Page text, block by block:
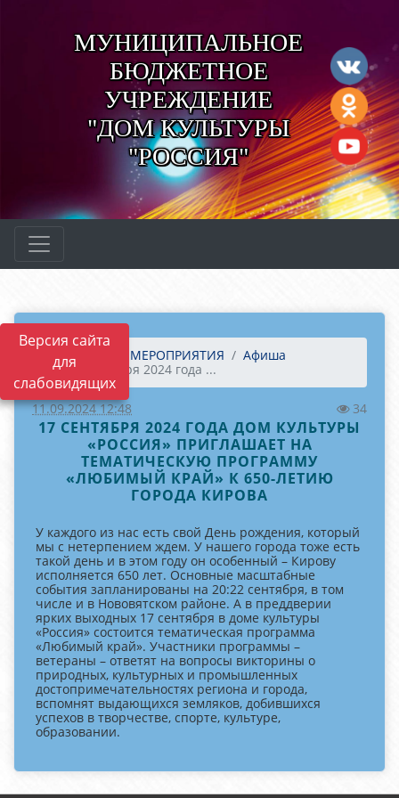
Версия сайта
для
слабовидящих
МУНИЦИПАЛЬНОЕ
БЮДЖЕТНОЕ
УЧРЕЖДЕНИЕ
"ДОМ КУЛЬТУРЫ
"РОССИЯ"
Главная МЕРОПРИЯТИЯ
Афиша
17 сентября 2024 года ...
11.09.2024 12:48 34
17 СЕНТЯБРЯ 2024 ГОДА ДОМ КУЛЬТУРЫ
«РОССИЯ» ПРИГЛАШАЕТ НА
ТЕМАТИЧЕСКУЮ ПРОГРАММУ
«ЛЮБИМЫЙ КРАЙ» К 650-ЛЕТИЮ
ГОРОДА КИРОВА
У каждого из нас есть свой День рождения, который
мы с нетерпением ждем. У нашего города тоже есть
такой день и в этом году он особенный – Кирову
исполняется 650 лет. Основные масштабные
события запланированы на 20:22 сентября, в том
числе и в Нововятском районе. А в преддверии
ярких выходных 17 сентября в доме культуры
«Россия» состоится тематическая программа
«Любимый край». Участники программы –
ветераны – ответят на вопросы викторины о
природных, культурных и промышленных
достопримечательностях региона и города,
вспомнят выдающихся земляков, добившихся
успехов в творчестве, спорте, культуре,
образовании.